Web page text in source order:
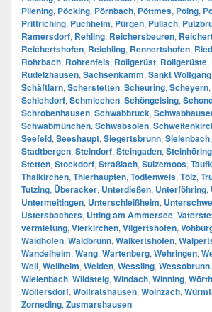
Pliening, Pöcking, Pörnbach, Pöttmes, Poing,
Prittriching, Puchheim, Pürgen, Pullach,
Ramersdorf, Rehling, Reichersbeuren,
Reichertshofen, Reichling, Rennertshofen, Ried
Rohrbach, Rohrenfels, Rollgerüst, Rollgerüste,
Rudelzhausen, Sachsenkamm, Sankt Wolfgang
Schäftlarn, Scherstetten, Scheuring, Scheyern,
Schlehdorf, Schmiechen, Schöngeising,
Schrobenhausen, Schwabbruck,
Schwabmünchen, Schwabsoien,
Seefeld, Seeshaupt, Siegertsbrunn, Sielenbach,
Stadtbergen, Steindorf, Steingaden, Steinhöring
Stetten, Stockdorf, Straßlach, Sulzemoos,
Thalkirchen, Thierhaupten, Todtenweis, Tölz,
Tutzing, Überacker, Unterdießen, Unterföhring,
Untermeitingen, Unterschleißheim,
Ustersbachers, Utting am Ammersee,
vermietung, Vierkirchen, Vilgertshofen,
Waidhofen, Waldbrunn, Walkertshofen,
Wandelheim, Wang, Wartenberg, Wehringen,
Weil, Weilheim, Welden, Wessling, Wessobrunn,
Wielenbach, Wildsteig, Windach, Winning, Wörth
Wolfersdorf, Wolfratshausen, Wolnzach,
Zorneding, Zusmarshausen